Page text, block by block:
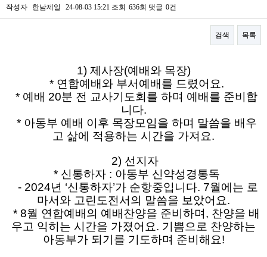
작성자 한남제일 24-08-03 15:21 조회 636회 댓글 0건
검색 목록
1) 제사장(예배와 목장)
* 연합예배와 부서예배를 드렸어요.
* 예배 20분 전 교사기도회를 하며 예배를 준비합
니다.
* 아동부 예배 이후 목장모임을 하며 말씀을 배우
고 삶에 적용하는 시간을 가져요.
2) 선지자
* 신통하자 : 아동부 신약성경통독
- 2024년 ‘신통하자’가 순항중입니다. 7월에는 로
마서와 고린도전서의 말씀을 보았어요.
* 8월 연합예배의 예배찬양을 준비하며, 찬양을 배
우고 익히는 시간을 가졌어요. 기쁨으로 찬양하는
아동부가 되기를 기도하며 준비해요!